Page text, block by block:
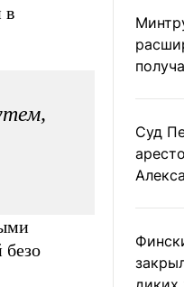
в
безо
Суд